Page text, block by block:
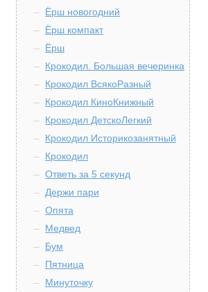
Ёрш новогодний
Ёрш компакт
Ёрш
Крокодил. Большая вечеринка
Крокодил ВсякоРазный
Крокодил КиноКнижный
Крокодил ДетскоЛегкий
Крокодил Историкозанятный
Крокодил
Ответь за 5 секунд
Держи пари
Опята
Медвед
Бум
Пятница
Минуточку